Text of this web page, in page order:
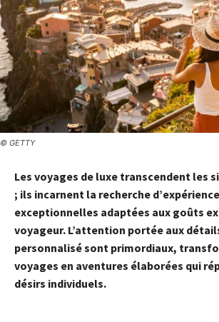
© GETTY
Les voyages de luxe transcendent les
; ils incarnent la recherche
exceptionnelles adaptées aux goûts
voyageur. L’attention portée aux
personnalisé sont primordiaux,
voyages en aventures élaborées qui
désirs individuels.